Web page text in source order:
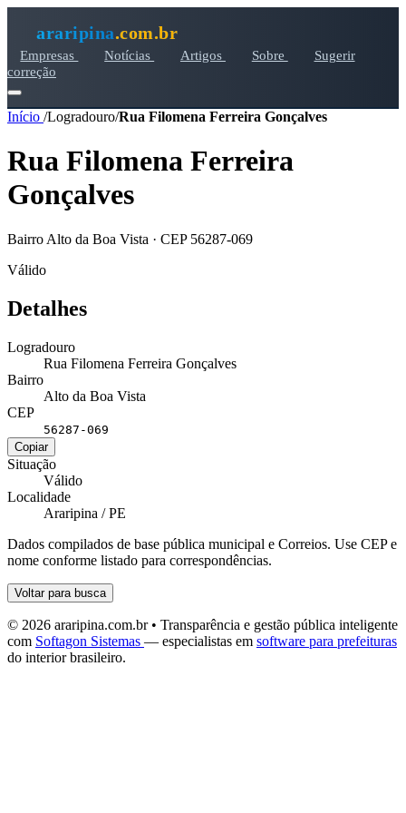
araripina.com.br
Empresas Notícias Artigos Sobre
Sugerir
correção
Início /Logradouro/Rua Filomena Ferreira Gonçalves
Rua Filomena Ferreira
Gonçalves
Bairro Alto da Boa Vista · CEP 56287-069
Válido
Detalhes
Logradouro
Rua Filomena Ferreira Gonçalves
Bairro
Alto da Boa Vista
CEP
56287-069
Copiar
Situação
Válido
Localidade
Araripina / PE
Dados compilados de base pública municipal e Correios. Use CEP e
nome conforme listado para correspondências.
Voltar para busca
© 2026 araripina.com.br • Transparência e gestão pública inteligente
com Softagon Sistemas — especialistas em software para prefeituras
do interior brasileiro.